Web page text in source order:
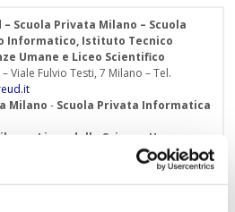
Scuola Privata Milano – Scuola
Informatico, Istituto Tecnico
Umane e Liceo Scientifico
Viale Fulvio Testi, 7 Milano – Tel.
Milano - Scuola Privata Informatica
Liceo delle Scienze Umane
Milano
info@istitutofreud.it